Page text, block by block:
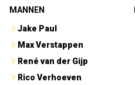
MANNEN
Jake Paul
Max Verstappen
René van der Gijp
Rico Verhoeven